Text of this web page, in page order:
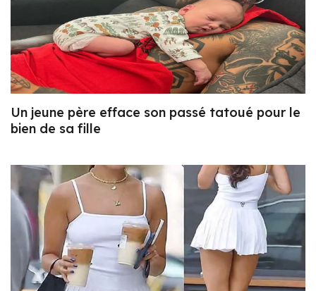
Un jeune père efface son passé tatoué pour le
bien de sa fille